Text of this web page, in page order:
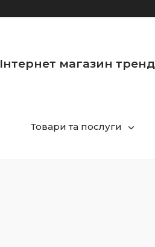
Інтернет магазин
Товари та послуги